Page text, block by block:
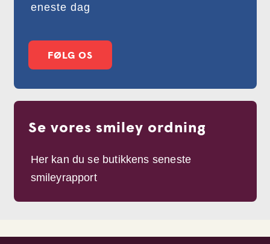
eneste dag
FØLG OS
Se vores smiley ordning
Her kan du se butikkens seneste
smileyrapport